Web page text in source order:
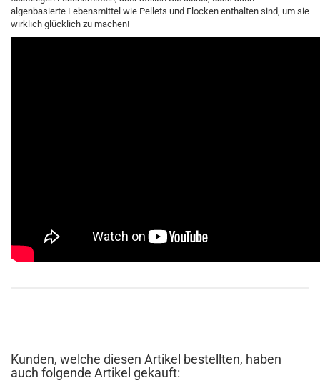
algenbasierte Lebensmittel wie Pellets und Flocken enthalten sind, um sie
wirklich glücklich zu machen!
Kunden, welche diesen Artikel bestellten, haben
auch folgende Artikel gekauft: